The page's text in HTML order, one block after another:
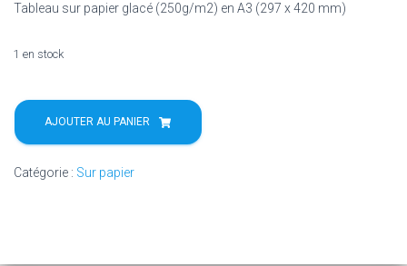
Tableau sur papier glacé (250g/m2) en A3 (297 x 420 mm)
1 en stock
quantité
Ville
les
AJOUTER AU PANIER
Catégorie : Sur papier